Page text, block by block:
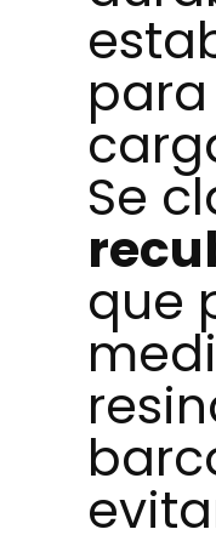
Se
que